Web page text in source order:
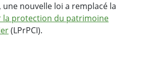
une nouvelle loi a remplacé la
la protection du patrimoine
(LPrPCI).